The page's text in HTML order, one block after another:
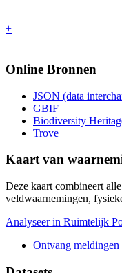
+
Online Bronnen
JSON (data
GBIF
Biodiversity
Trove
Kaart van
Deze kaart combineert
veldwaarnemingen,
Analyseer in Ruimtelijk
Ontvang